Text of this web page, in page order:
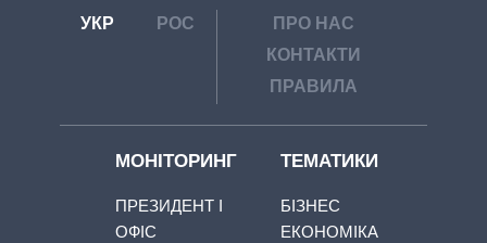
УКР РОС
ПРО НАС
КОНТАКТИ
ПРАВИЛА
МОНІТОРИНГ
ПРЕЗИДЕНТ І
ОФІС
ТЕМАТИКИ
БІЗНЕС
ЕКОНОМІКА